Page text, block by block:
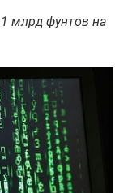
млрд фунтов на